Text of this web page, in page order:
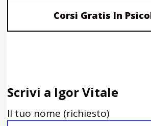
Corsi Gratis In
Scrivi a Igor Vitale
Il tuo nome (richiesto)